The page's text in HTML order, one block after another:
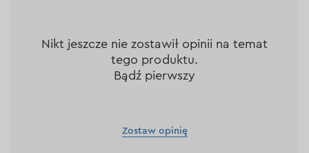
Nikt jeszcze nie zostawił opinii na temat
tego produktu.
Bądź pierwszy
Zostaw opinię